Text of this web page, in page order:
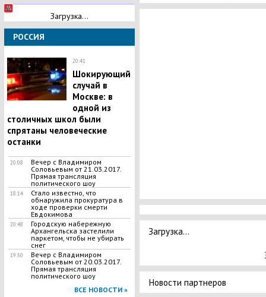
Загрузка...
РОССИЯ
20:41
Шокирующий
случай в
Москве: в
одной из
столичных школ были
спрятаны человеческие
останки
20:08
Вечер с Владимиром
Соловьевым от 21.03.2017.
Прямая трансляция
политического шоу
18:14
Стало известно, что
обнаружила прокуратура в
ходе проверки смерти
Евдокимова
20:48
Городскую набережную
Архангельска застелили
паркетом, чтобы не убирать
снег
19:50
Вечер с Владимиром
Соловьевым от 20.03.2017.
Прямая трансляция
политического шоу
ВСЕ НОВОСТИ »
Загрузка...
Новости партнеров